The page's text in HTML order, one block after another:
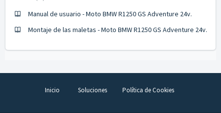
Manual de usuario - Moto BMW R1250 GS Adventure 24v.
Montaje de las maletas - Moto BMW R1250 GS Adventure 24v.
Inicio Soluciones Política de Cookies